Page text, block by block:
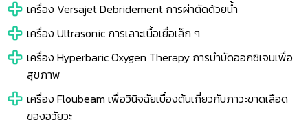
เครื่อง VersajetDebridement การผ่าตัดด้วยน้ำ
เครื่อง Ultrasonic การเลาะเนื้อเยื่อเล็ก ๆ
เครื่อง Hyperbaric Oxygen Therapy การบำบัดออกซิเจนเพื่อ
สุขภาพ
เครื่อง Floubeam เพื่อวินิจฉัยเบื้องต้นเกี่ยวกับภาวะขาดเลือด
ของอวัยวะ